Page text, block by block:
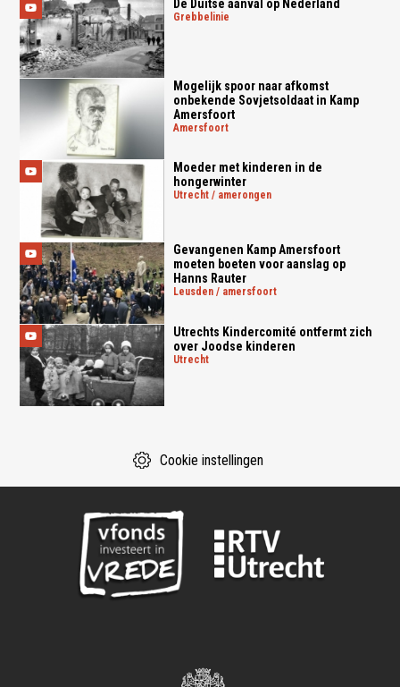
De Duitse aanval op Nederland
grebbelinie
Mogelijk spoor naar afkomst
onbekende Sovjetsoldaat in Kamp
Amersfoort
amersfoort
Moeder met kinderen in de
hongerwinter
utrecht / amerongen
Gevangenen Kamp Amersfoort
moeten boeten voor aanslag op
Hanns Rauter
leusden / amersfoort
Utrechts Kindercomité ontfermt zich
over Joodse kinderen
utrecht
Cookie instellingen